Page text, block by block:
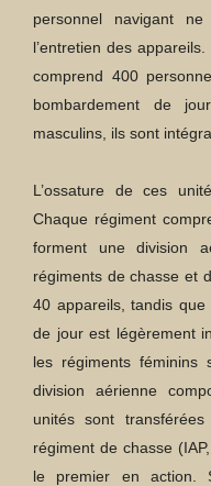
personnel navigant
l’entretien des
comprend 400
bombardement de
masculins, ils sont
L’ossature de ces
Chaque régiment
forment une division
régiments de chasse et
40 appareils, tandis
de jour est légèrement
les régiments
division aérienne
unités sont
régiment de chasse
le premier en action.